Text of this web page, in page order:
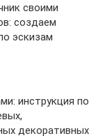
своими
создаем
эскизам
инструкция по
декоративных